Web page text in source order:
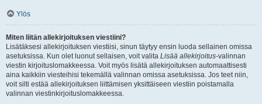
Ylös
Miten liitän allekirjoituksen viestiini?
Lisätäksesi allekirjoituksen viestiisi, sinun täytyy ensin luoda sellainen omissa
asetuksissa. Kun olet luonut sellaisen, voit valita Lisää allekirjoitus-valinnan
viestin kirjoituslomakkeessa. Voit myös lisätä allekirjoituksen automaattisesti
aina kaikkiin viesteihisi tekemällä valinnan omissa asetuksissa. Jos teet niin,
voit silti estää allekirjoituksen liittämisen yksittäiseen viestiin poistamalla
valinnan viestinkirjoituslomakkeessa.